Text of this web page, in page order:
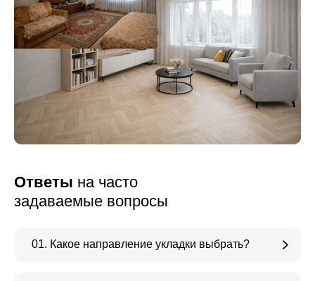
Ответы на часто
задаваемые вопросы
01. Какое направление укладки выбрать?